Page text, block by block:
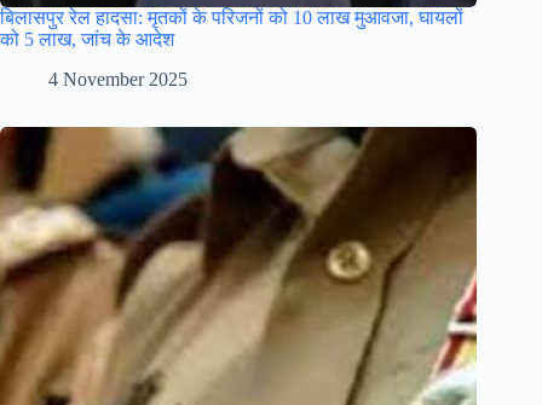
बिलासपुर रेल हादसा: मृतकों के परिजनों को 10 लाख मुआवजा, घायलों
को 5 लाख, जांच के आदेश
4 November 2025